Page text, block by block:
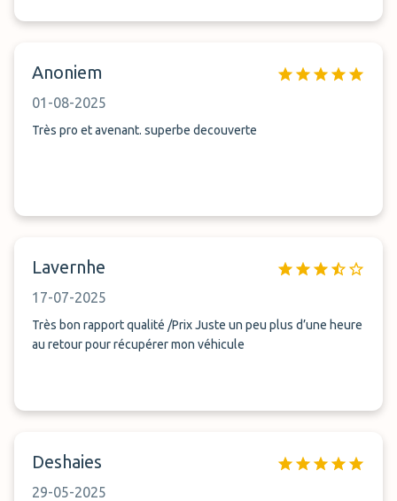
Anoniem
01-08-2025
Très pro et avenant. superbe decouverte
Lavernhe
17-07-2025
Très bon rapport qualité /Prix Juste un peu plus d’une heure
au retour pour récupérer mon véhicule
Deshaies
29-05-2025